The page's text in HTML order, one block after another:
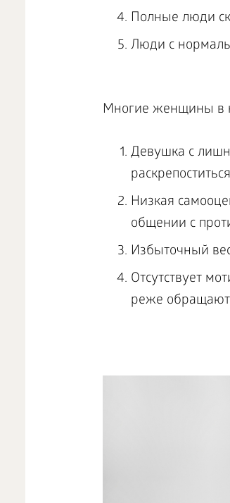
Полные люди
Люди с
Многие женщины в
Девушка с
Низкая
общении с
Избыточный
Отсутствует
реже